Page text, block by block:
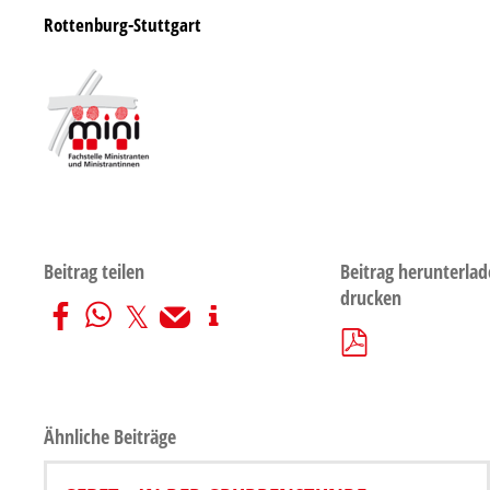
Rottenburg-Stuttgart
Beitrag teilen
Beitrag
drucken
Ähnliche Beiträge